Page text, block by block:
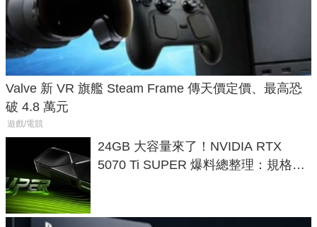
Valve 新 VR 旗艦 Steam Frame 傳天價定價、最高恐
破 4.8 萬元
遊戲/電競
24GB 大容量來了！NVIDIA RTX
5070 Ti SUPER 爆料總整理：規格、